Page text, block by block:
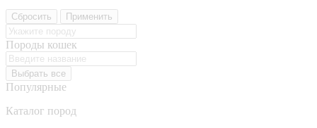
Сбросить Применить
Породы кошек
Выбрать все
Популярные
Каталог пород